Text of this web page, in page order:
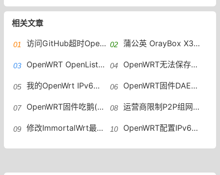
相关文章
访问GitHub超时OpenWRT设置加速访问 GitHub host自动更新 蒲公英 OrayBox X3A 解锁ssh 安装OpenWRT VirtualHere实现USB共享
OpenWRT OpenList安装教程OpenList安装 OpenWRT无法保存修改配置mounting fs with errors, running e2fsck is recommended
我的OpenWrt IPv6折腾记OpenWrt如何配置IPv6地址段 OpenWRT固件DAE（鹅）插件一键安装脚本
OpenWRT固件吃鹅(DAE) 个人配置分享 运营商限制P2P组网怎么办？OpenWRT远程组网绕过限速
修改ImmortalWrt最大连接数方法OpenWRT修改最大连接数 OpenWRT配置IPv6中继WAN6接口没有DHCP OpenWRT IPv6中继